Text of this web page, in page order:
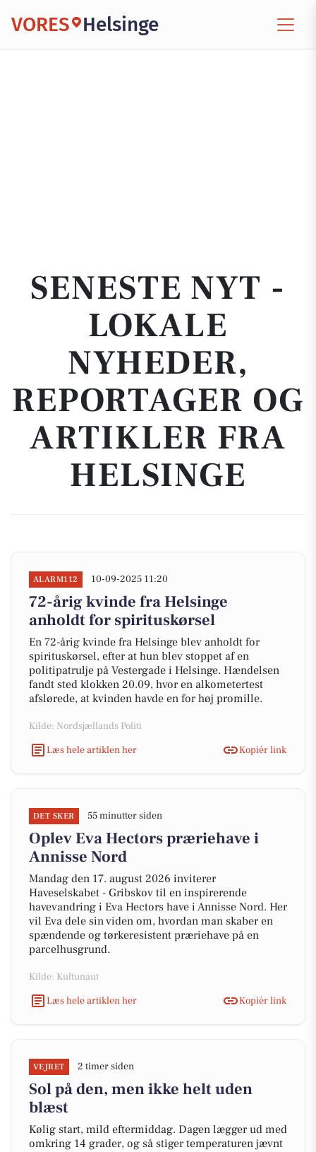
VORES Helsinge
SENESTE NYT -
LOKALE
NYHEDER,
REPORTAGER OG
ARTIKLER FRA
HELSINGE
ALARM112 10-09-2025 11:20
72-årig kvinde fra Helsinge
anholdt for spirituskørsel
En 72-årig kvinde fra Helsinge blev anholdt for
spirituskørsel, efter at hun blev stoppet af en
politipatrulje på Vestergade i Helsinge. Hændelsen
fandt sted klokken 20.09, hvor en alkometertest
afslørede, at kvinden havde en for høj promille.
Kilde: Nordsjællands Politi
Læs hele artiklen her
Kopiér link
DET SKER 55 minutter siden
Oplev Eva Hectors præriehave i
Annisse Nord
Mandag den 17. august 2026 inviterer
Haveselskabet - Gribskov til en inspirerende
havevandring i Eva Hectors have i Annisse Nord. Her
vil Eva dele sin viden om, hvordan man skaber en
spændende og tørkeresistent præriehave på en
parcelhusgrund.
Kilde: Kultunaut
Læs hele artiklen her
Kopiér link
VEJRET 2 timer siden
Sol på den, men ikke helt uden
blæst
Kølig start, mild eftermiddag. Dagen lægger ud med
omkring 14 grader, og så stiger temperaturen jævnt